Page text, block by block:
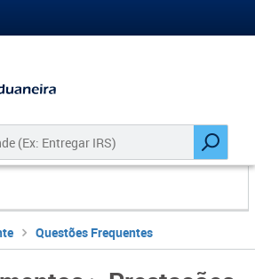
Questões Frequentes